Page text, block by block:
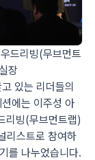
드리빙(무브먼트
장
있는 리더들의
에는 이주성 아
리빙(무브먼트랩)
리스트로 참여하
를 나누었습니다.